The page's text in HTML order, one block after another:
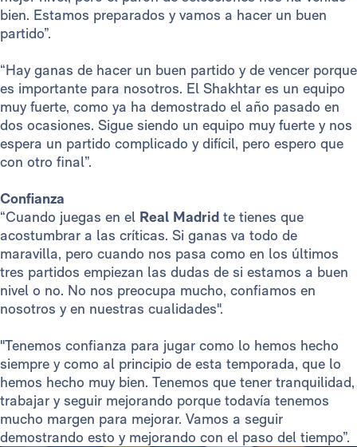
bien. Estamos preparados y vamos a hacer un buen
partido”.
“Hay ganas de hacer un buen partido y de vencer porque
es importante para nosotros. El Shakhtar es un equipo
muy fuerte, como ya ha demostrado el año pasado en
dos ocasiones. Sigue siendo un equipo muy fuerte y nos
espera un partido complicado y difícil, pero espero que
con otro final”.
Confianza
“Cuando juegas en el Real Madrid te tienes que
acostumbrar a las críticas. Si ganas va todo de
maravilla, pero cuando nos pasa como en los últimos
tres partidos empiezan las dudas de si estamos a buen
nivel o no. No nos preocupa mucho, confiamos en
nosotros y en nuestras cualidades".
"Tenemos confianza para jugar como lo hemos hecho
siempre y como al principio de esta temporada, que lo
hemos hecho muy bien. Tenemos que tener tranquilidad,
trabajar y seguir mejorando porque todavía tenemos
mucho margen para mejorar. Vamos a seguir
demostrando esto y mejorando con el paso del tiempo”.